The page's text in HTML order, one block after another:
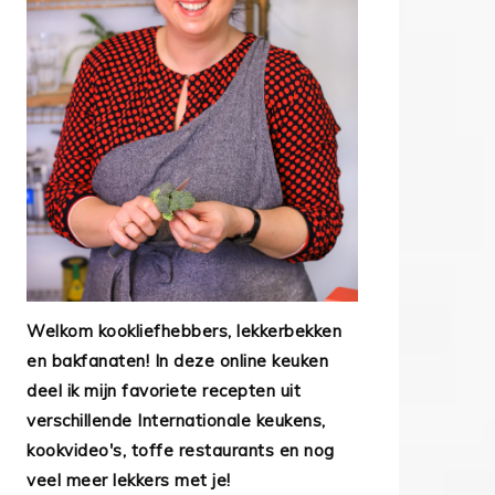
Welkom kookliefhebbers, lekkerbekken
en bakfanaten! In deze online keuken
deel ik mijn favoriete recepten uit
verschillende Internationale keukens,
kookvideo's, toffe restaurants en nog
veel meer lekkers met je!